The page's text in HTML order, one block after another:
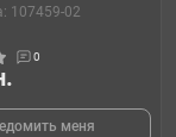
107459-02
0
меня